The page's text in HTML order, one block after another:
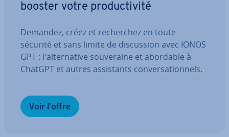
booster votre pro­duc­ti­vité
Demandez, créez et re­cher­chez en toute
sécurité et sans limite de dis­cus­sion avec IONOS
GPT : l'al­ter­na­tive sou­ve­raine et abordable à
ChatGPT et autres as­sis­tants con­ver­sa­tion­nels.
Voir l'offre